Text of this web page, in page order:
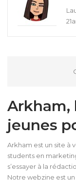
Arkham,
jeunes
Arkham est un site à
students en
s’essayer à la
Notre webzine est